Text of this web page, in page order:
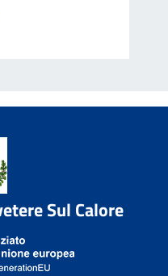
Sul Calore